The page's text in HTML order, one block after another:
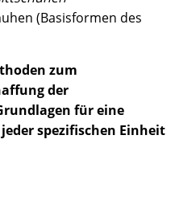
(Basisformen des
zum
der
für eine
spezifischen Einheit